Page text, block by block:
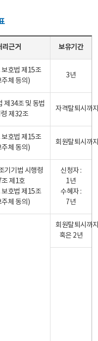
리근거 보유기간
보호법 제15조
주체 등의)
3년
제34조 및 동법
제32조
자격탈퇴시까
보호법 제15조
주체 동의)
회원탈퇴시까
기기법 시행령
조 제1호
보호법 제15조
주체 동의)
신청자 :
1년
수혜자 :
7년
회원탈퇴시까
혹은 2년